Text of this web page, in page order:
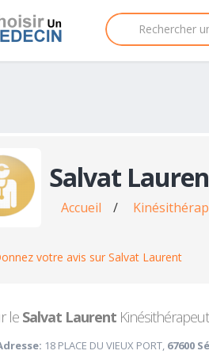
Salvat
Accueil /
votre avis sur Salvat Laurent
le Salvat Laurent
18 PLACE DU VIEUX PORT, 67600